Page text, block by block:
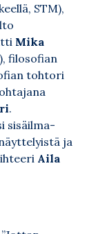
STM),
Mika
filosofian
tohtori
.
sisäilma-
ja
Aila